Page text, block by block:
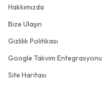
Hakkımızda
Bize Ulaşın
Gizlilik Politikası
Google Takvim Entegrasyonu
Site Haritası